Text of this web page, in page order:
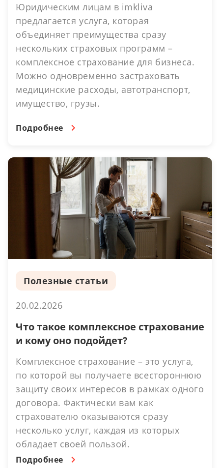
Юридическим лицам в imkliva
предлагается услуга, которая
объединяет преимущества сразу
нескольких страховых программ –
комплексное страхование для бизнеса.
Можно одновременно застраховать
медицинские расходы, автотранспорт,
имущество, грузы.
Подробнее
Полезные статьи
20.02.2026
Что такое комплексное страхование
и кому оно подойдет?
Комплексное страхование – это услуга,
по которой вы получаете всестороннюю
защиту своих интересов в рамках одного
договора. Фактически вам как
страхователю оказываются сразу
несколько услуг, каждая из которых
обладает своей пользой.
Подробнее